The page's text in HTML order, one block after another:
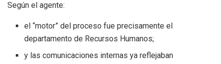
Según el agente:
el “motor” del proceso fue precisamente el
departamento de Recursos Humanos;
y las comunicaciones internas ya reflejaban